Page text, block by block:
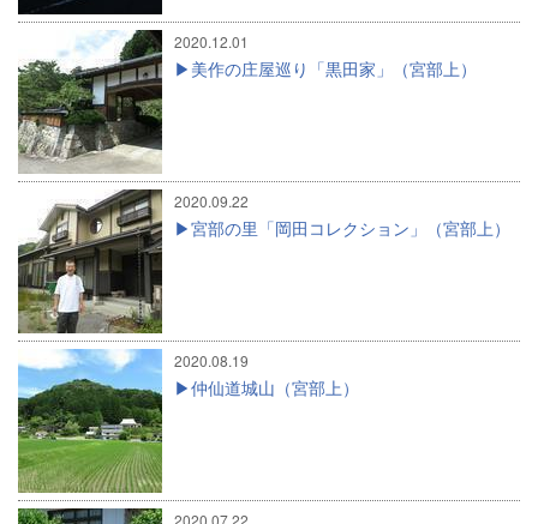
2020.12.01
美作の庄屋巡り「黒田家」（宮部上）
2020.09.22
宮部の里「岡田コレクション」（宮部上）
2020.08.19
仲仙道城山（宮部上）
2020.07.22